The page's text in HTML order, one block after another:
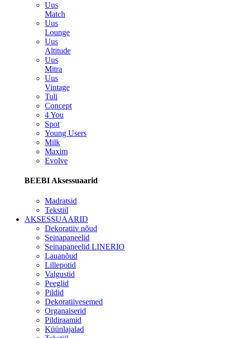
Uus
Match
Uus
Lounge
Uus
Altitude
Uus
Mitra
Uus
Vintage
Tuli
Concept
4 You
Spot
Young Users
Milk
Maxim
Evolve
BEEBI Aksessuaarid
Madratsid
Tekstiil
AKSESSUAARID
Dekoratiiv nõud
Seinapaneelid
Seinapaneelid LINERIO
Lauanõud
Lillepotid
Valgustid
Peeglid
Pildid
Dekoratiivesemed
Organaiserid
Pildiraamid
Küünlajalad